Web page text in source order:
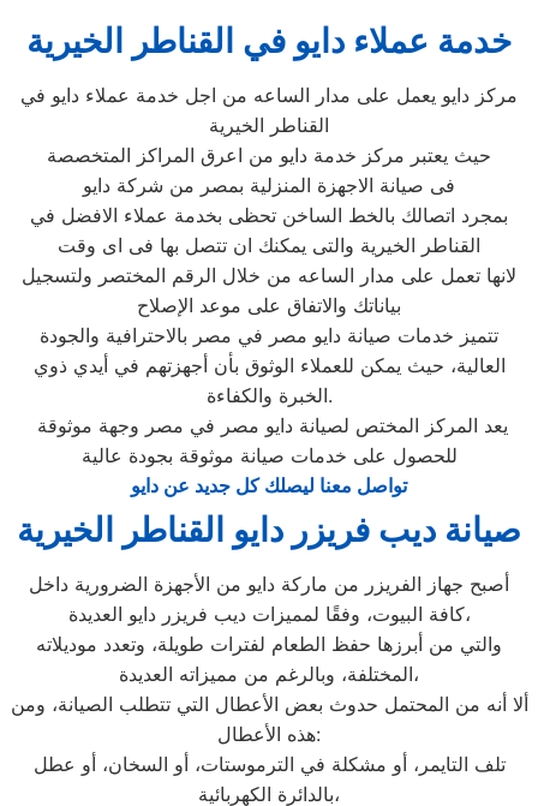
خدمة عملاء دايو في القناطر الخيرية
مركز دايو يعمل على مدار الساعه من اجل خدمة عملاء دايو في
القناطر الخيرية
حيث يعتبر مركز خدمة دايو من اعرق المراكز المتخصصة
فى صيانة الاجهزة المنزلية بمصر من شركة دايو
بمجرد اتصالك بالخط الساخن تحظى بخدمة عملاء الافضل في
القناطر الخيرية والتى يمكنك ان تتصل بها فى اى وقت
لانها تعمل على مدار الساعه من خلال الرقم المختصر ولتسجيل
بياناتك والاتفاق على موعد الإصلاح
تتميز خدمات صيانة دايو مصر في مصر بالاحترافية والجودة
العالية، حيث يمكن للعملاء الوثوق بأن أجهزتهم في أيدي ذوي
الخبرة والكفاءة.
للحصول على خدمات صيانة موثوقة بجودة عالية
تواصل معنا ليصلك كل جديد عن دايو
صيانة ديب فريزر دايو القناطر الخيرية
أصبح جهاز الفريزر من ماركة دايو من الأجهزة الضرورية داخل
كافة البيوت، وفقًا لمميزات ديب فريزر دايو العديدة،
والتي من أبرزها حفظ الطعام لفترات طويلة، وتعدد موديلاته
المختلفة، وبالرغم من مميزاته العديدة،
ألا أنه من المحتمل حدوث بعض الأعطال التي تتطلب الصيانة، ومن
هذه الأعطال:
تلف التايمر، أو مشكلة في الترموستات، أو السخان، أو عطل
بالدائرة الكهربائية،